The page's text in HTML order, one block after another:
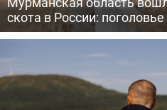
скота в России: